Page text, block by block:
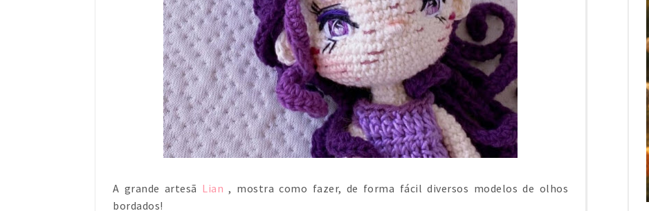
A grande artesã Lian , mostra como fazer, de forma fácil diversos modelos de olhos
bordados!